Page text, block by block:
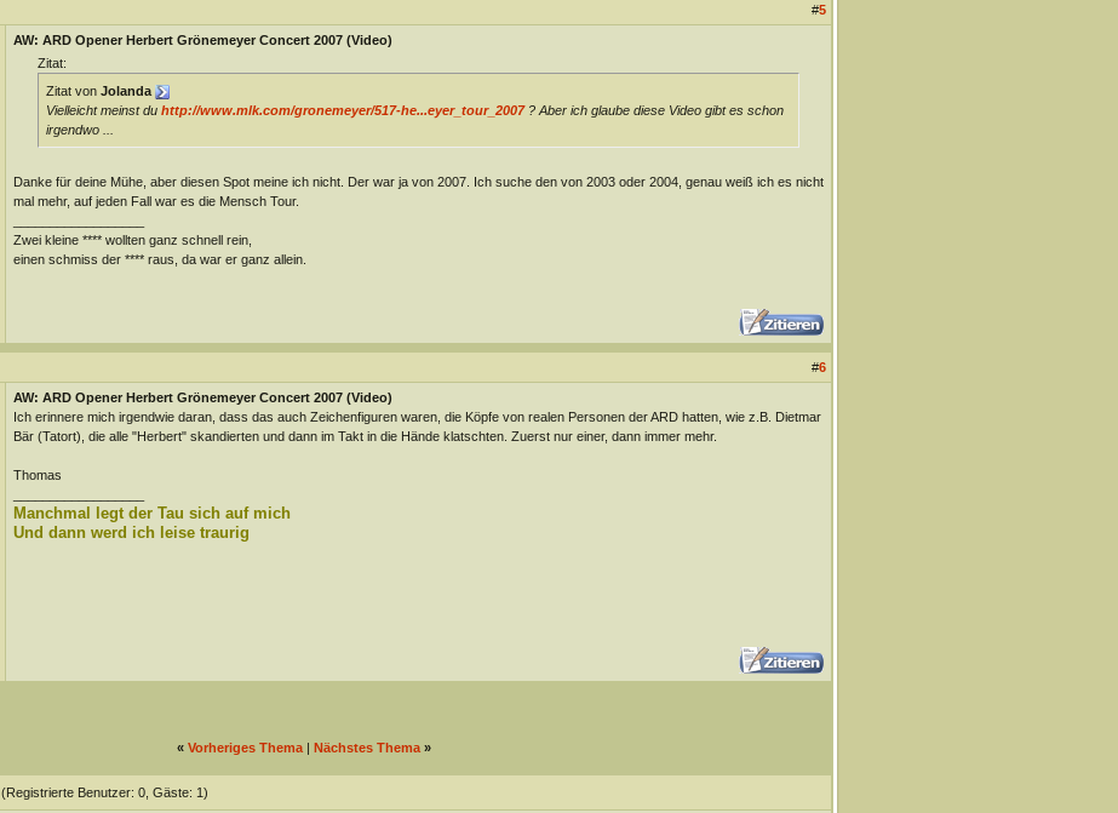
#5
AW: ARD Opener Herbert Grönemeyer Concert 2007 (Video)
Zitat:
Zitat von Jolanda
Vielleicht meinst du http://www.mlk.com/gronemeyer/517-he...eyer_tour_2007? Aber ich glaube diese Video gibt es schon
irgendwo ...
Danke für deine Mühe, aber diesen Spot meine ich nicht. Der war ja von 2007. Ich suche den von 2003 oder 2004, genau weiß ich es nicht
mal mehr, auf jeden Fall war es die Mensch Tour.
Zwei kleine **** wollten ganz schnell rein,
einen schmiss der **** raus, da war er ganz allein.
#6
AW: ARD Opener Herbert Grönemeyer Concert 2007 (Video)
Ich erinnere mich irgendwie daran, dass das auch Zeichenfiguren waren, die Köpfe von realen Personen der ARD hatten, wie z.B. Dietmar
Bär (Tatort), die alle "Herbert" skandierten und dann im Takt in die Hände klatschten. Zuerst nur einer, dann immer mehr.
Thomas
Manchmal legt der Tau sich auf mich
Und dann werd ich leise traurig
« Vorheriges Thema | Nächstes Thema »
(Registrierte Benutzer: 0, Gäste: 1)